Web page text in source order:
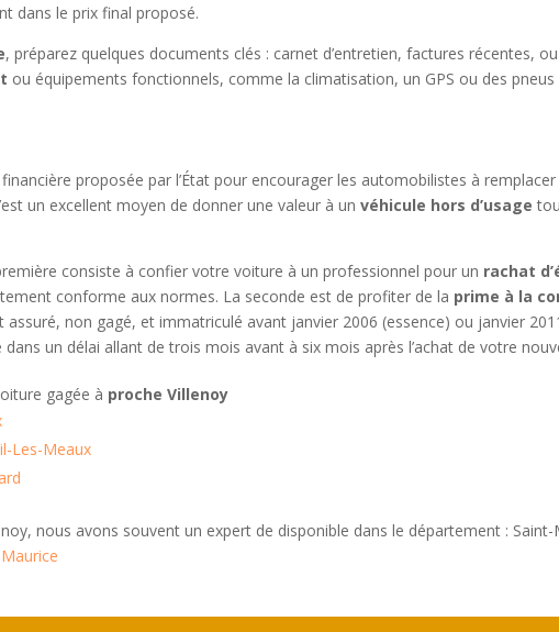
dans le prix final proposé.
, préparez quelques documents clés : carnet d’entretien, factures récentes,
ou équipements fonctionnels, comme la climatisation, un GPS ou des
proposée par l’État pour encourager les automobilistes à
un excellent moyen de donner une valeur à unvéhicule hors d’usage
consiste à confier votre voiture à un professionnel pour un rachat
conforme aux normes. La seconde est de profiter de la prime à la
assuré, non gagé, et immatriculé avant janvier 2006 (essence) ou janvier
un délai allant de trois mois avant à six mois après l’achat de votre
gagée à proche Villenoy
Les-Meaux
nous avons souvent un expert de disponible dans le département : Saint-